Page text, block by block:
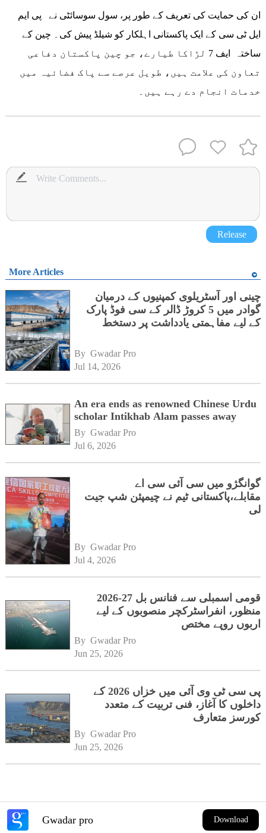
ان کی حمایت کی تعریف کے طور پر، سول سوسائٹی نے پی ایم
ایل ٹی سی کے ایک پاکستانی اہلکار کو شیلڈ پیش کی۔ چین کے
ساختہ ایف 7 لڑاکا طیارے، جو چین پاکستان دفاعی
تعاون کی علامت ہیں، طویل عرصے سے پاک فضائیہ میں
خدمات انجام دے رہے ہیں۔
Release
More Articles
چینی اور آسٹریلوی کمپنیوں کے درمیان
گوادر میں 5 کروڑ ڈالر کے سی فوڈ پارک
کے لیے مفاہمتی یادداشت پر دستخط
By Gwadar Pro
Jul 14, 2026
An era ends as renowned Chinese Urdu
scholar Intikhab Alam passes away
By Gwadar Pro
Jul 6, 2026
گوانگژو میں سی آئی سی اے
مقابلے،پاکستانی ٹیم نے چیمپئن شپ جیت
لی
By Gwadar Pro
Jul 4, 2026
قومی اسمبلی سے فنانس بل 27-2026
منظور، انفراسٹرکچر منصوبوں کے لیے
اربوں روپے مختص
By Gwadar Pro
Jun 25, 2026
پی سی ٹی وی آئی میں خزاں 2026 کے
داخلوں کا آغاز، فنی تربیت کے متعدد
کورسز متعارف
By Gwadar Pro
Jun 25, 2026
Gwadar pro Download